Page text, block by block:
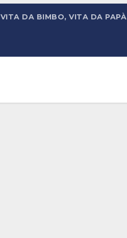
VITA DA BIMBO, VITA DA PAPÀ